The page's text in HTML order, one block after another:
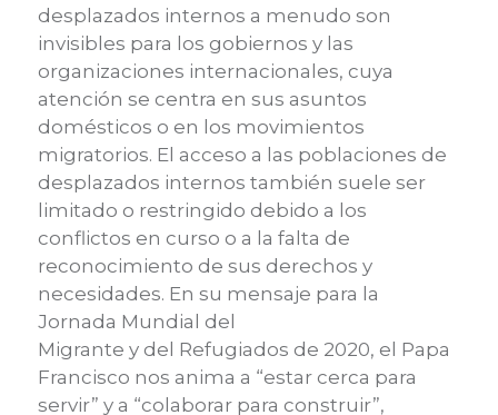
desplazados internos a menudo son
invisibles para los gobiernos y las
organizaciones internacionales, cuya
atención se centra en sus asuntos
domésticos o en los movimientos
migratorios. El acceso a las poblaciones de
desplazados internos también suele ser
limitado o restringido debido a los
conflictos en curso o a la falta de
reconocimiento de sus derechos y
necesidades. En su mensaje para la
Jornada Mundial del
Migrante y del Refugiados de 2020, el Papa
Francisco nos anima a “estar cerca para
servir” y a “colaborar para construir”,